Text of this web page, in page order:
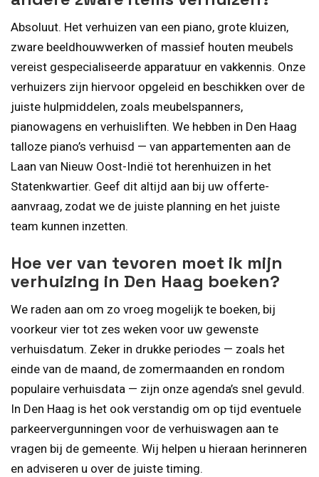
Absoluut. Het verhuizen van een piano, grote kluizen,
zware beeldhouwwerken of massief houten meubels
vereist gespecialiseerde apparatuur en vakkennis. Onze
verhuizers zijn hiervoor opgeleid en beschikken over de
juiste hulpmiddelen, zoals meubelspanners,
pianowagens en verhuisliften. We hebben in Den Haag
talloze piano’s verhuisd — van appartementen aan de
Laan van Nieuw Oost-Indië tot herenhuizen in het
Statenkwartier. Geef dit altijd aan bij uw offerte-
aanvraag, zodat we de juiste planning en het juiste
team kunnen inzetten.
Hoe ver van tevoren moet ik mijn
verhuizing in Den Haag boeken?
We raden aan om zo vroeg mogelijk te boeken, bij
voorkeur vier tot zes weken voor uw gewenste
verhuisdatum. Zeker in drukke periodes — zoals het
einde van de maand, de zomermaanden en rondom
populaire verhuisdata — zijn onze agenda’s snel gevuld.
In Den Haag is het ook verstandig om op tijd eventuele
parkeervergunningen voor de verhuiswagen aan te
vragen bij de gemeente. Wij helpen u hieraan herinneren
en adviseren u over de juiste timing.